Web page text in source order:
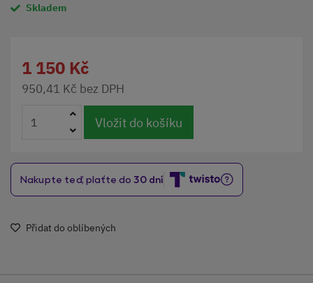
Skladem
1 150 Kč
950,41 Kč bez DPH
Vložit do košíku
Přidat do oblíbených